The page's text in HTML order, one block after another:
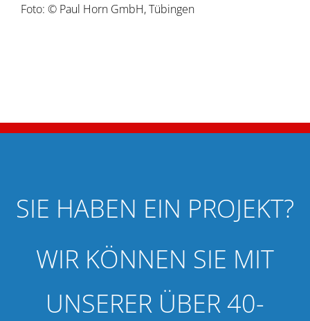
Foto: © Paul Horn GmbH, Tübingen
SIE HABEN EIN PROJEKT?
WIR KÖNNEN SIE MIT
UNSERER ÜBER 40-